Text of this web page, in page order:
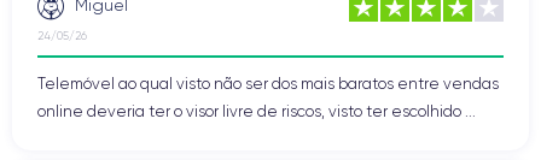
Miguel
24/05/26
Telemóvel ao qual visto não ser dos mais baratos entre vendas
online deveria ter o visor livre de riscos, visto ter escolhido ...